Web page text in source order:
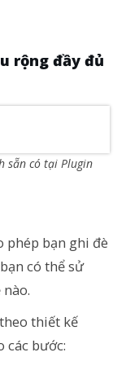
rộng đầy đủ
sẵn có tại Plugin
phép bạn ghi đè
có thể sử
thiết kế
các bước: